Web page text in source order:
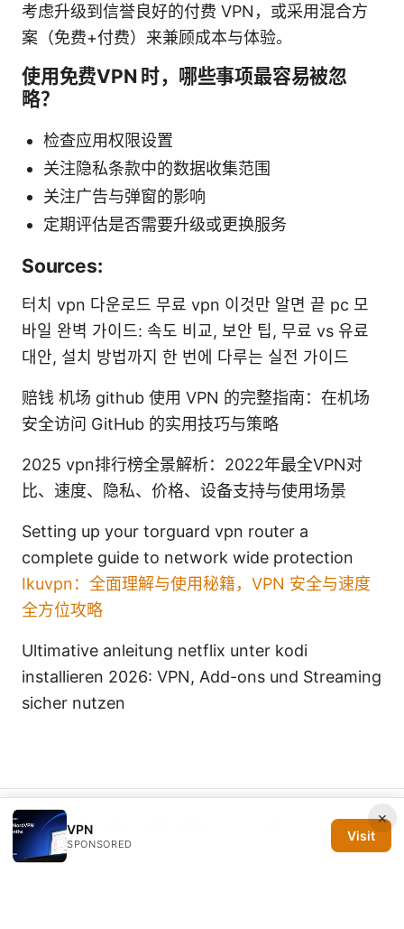
考虑升级到信誉良好的付费 VPN，或采用混合方
案（免费+付费）来兼顾成本与体验。
使用免费VPN 时，哪些事项最容易被忽
略？
检查应用权限设置
关注隐私条款中的数据收集范围
关注广告与弹窗的影响
定期评估是否需要升级或更换服务
Sources:
터치 vpn 다운로드 무료 vpn 이것만 알면 끝 pc 모
바일 완벽 가이드: 속도 비교, 보안 팁, 무료 vs 유료
대안, 설치 방법까지 한 번에 다루는 실전 가이드
赔钱 机场 github 使用 VPN 的完整指南：在机场
安全访问 GitHub 的实用技巧与策略
2025 vpn排行榜全景解析：2022年最全VPN对
比、速度、隐私、价格、设备支持与使用场景
Setting up your torguard vpn router a
complete guide to network wide protection
Ikuvpn：全面理解与使用秘籍，VPN 安全与速度
全方位攻略
Ultimative anleitung netflix unter kodi
installieren 2026: VPN, Add-ons und Streaming
sicher nutzen
×
VPN
SPONSORED
Visit
© 2026 Silicon PRSA Media LLC. All rights reserved.